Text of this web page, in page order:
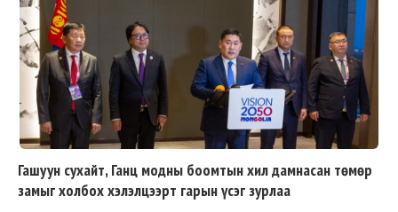
Гашуун сухайт, Ганц модны боомтын хил дамнасан төмөр
замыг холбох хэлэлцээрт гарын үсэг зурлаа